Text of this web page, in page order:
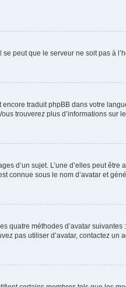
peut que le serveur ne soit pas à
traduit phpBB dans votre
trouverez plus d’informations sur
d’un sujet. L’une d’elles peut
sous le nom d’avatar et
méthodes d’avatar
pas utiliser d’avatar, contactez un